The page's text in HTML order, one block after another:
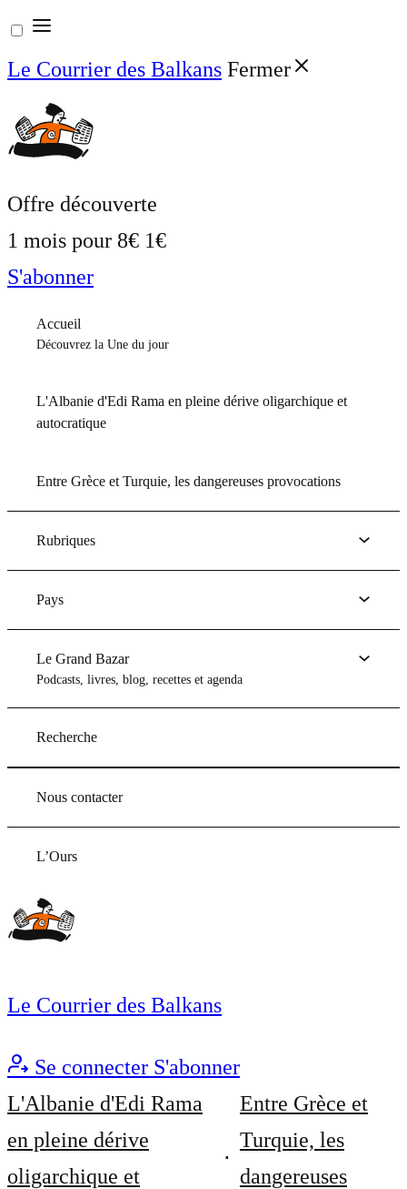
Aller
au
contenu
Le Courrier des Balkans Fermer
Offre découverte
1 mois pour 8€ 1€
S'abonner
Accueil
Découvrez la Une du jour
L'Albanie d'Edi Rama en pleine dérive oligarchique et
autocratique
Entre Grèce et Turquie, les dangereuses provocations
Rubriques
Pays
Le Grand Bazar
Podcasts, livres, blog, recettes et agenda
Recherche
Nous contacter
L’Ours
Le Courrier des Balkans
Se connecter S'abonner
L'Albanie d'Edi Rama
en pleine dérive
oligarchique et
Entre Grèce et
Turquie, les
dangereuses